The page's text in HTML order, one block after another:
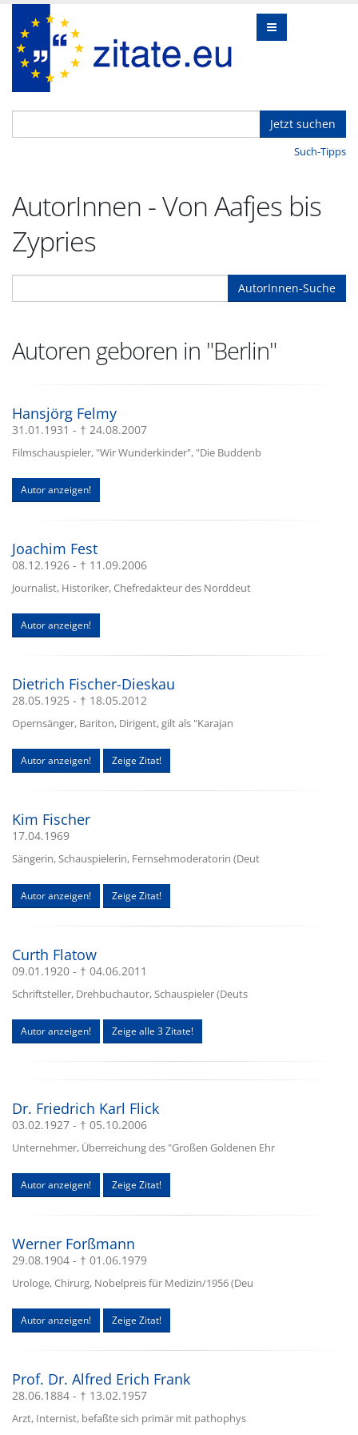
Jetzt suchen
Such-Tipps
AutorInnen - Von Aafjes bis
Zypries
AutorInnen-Suche
Autoren geboren in "Berlin"
Hansjörg Felmy
31.01.1931 - † 24.08.2007
Filmschauspieler, "Wir Wunderkinder", "Die Buddenb
Autor anzeigen!
Joachim Fest
08.12.1926 - † 11.09.2006
Journalist, Historiker, Chefredakteur des Norddeut
Autor anzeigen!
Dietrich Fischer-Dieskau
28.05.1925 - † 18.05.2012
Opernsänger, Bariton, Dirigent, gilt als "Karajan
Autor anzeigen! Zeige Zitat!
Kim Fischer
17.04.1969
Sängerin, Schauspielerin, Fernsehmoderatorin (Deut
Autor anzeigen! Zeige Zitat!
Curth Flatow
09.01.1920 - † 04.06.2011
Schriftsteller, Drehbuchautor, Schauspieler (Deuts
Autor anzeigen! Zeige alle 3 Zitate!
Dr. Friedrich Karl Flick
03.02.1927 - † 05.10.2006
Unternehmer, Überreichung des "Großen Goldenen Ehr
Autor anzeigen! Zeige Zitat!
Werner Forßmann
29.08.1904 - † 01.06.1979
Urologe, Chirurg, Nobelpreis für Medizin/1956 (Deu
Autor anzeigen! Zeige Zitat!
Prof. Dr. Alfred Erich Frank
28.06.1884 - † 13.02.1957
Arzt, Internist, befaßte sich primär mit pathophys